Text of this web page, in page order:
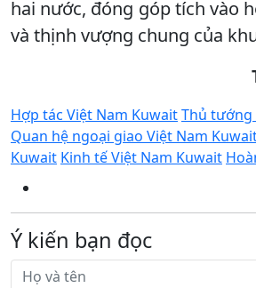
hai nước, đóng góp tích vào
và thịnh vượng chung của
Hợp tác Việt Nam KuwaitThủ tướng
Quan hệ ngoại giao Việt Nam
Kuwait Kinh tế Việt Nam Kuwait
Ý kiến bạn đọc